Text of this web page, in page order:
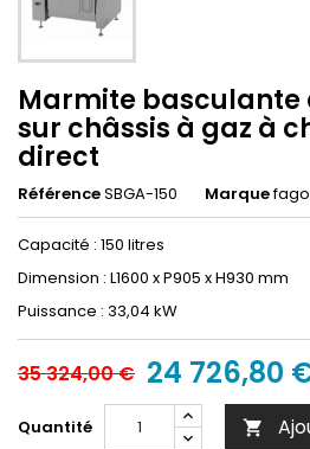
Marmite
sur châssis à gaz à
direct
RéférenceSBGA-150 Marque
Capacité : 150 litres
Dimension : L1600 x P905 x H930 mm
Puissance : 33,04 kW
35 324,00 € 24 726,80
Quantité 